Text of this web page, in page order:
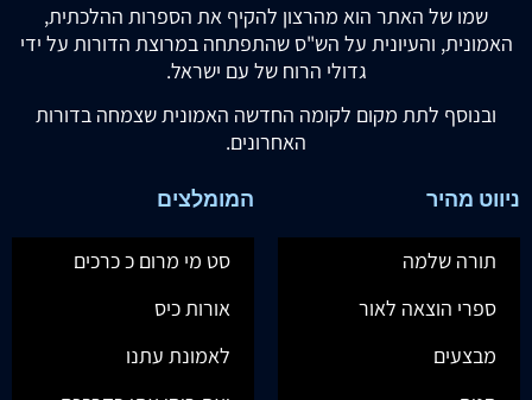
שמו של האתר הוא מהרצון להקיף את הספרות ההלכתית,
האמונית, והעיונית על הש"ס שהתפתחה במרוצת הדורות על ידי
גדולי הרוח של עם ישראל.
ובנוסף לתת מקום לקומה החדשה האמונית שצמחה בדורות
האחרונים.
ניווט מהיר
תורה שלמה
ספרי הוצאה לאור
מבצעים
המומלצים
סט מי מרום כ כרכים
אורות כיס
לאמונת עתנו